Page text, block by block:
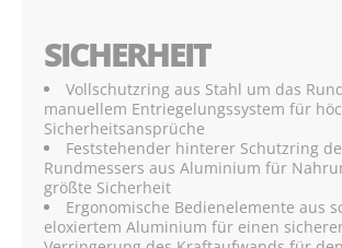
SICHERHEIT
Vollschutzring aus Stahl um das
manuellem Entriegelungssystem für
Sicherheitsansprüche
Feststehender hinterer Schutzring
Rundmessers aus Aluminium für
größte Sicherheit
Ergonomische Bedienelemente aus
eloxiertem Aluminium für einen